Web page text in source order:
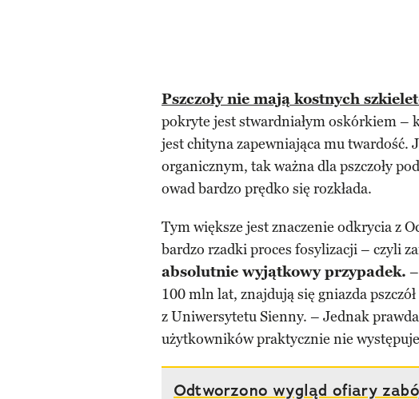
Pszczoły nie mają kostnych
pokryte jest stwardniałym oskórkiem –
jest chityna zapewniająca mu twardość.
organicznym, tak ważna dla pszczoły
owad bardzo prędko się rozkłada.
Tym większe jest znaczenie odkrycia z
bardzo rzadki proces fosylizacji – czyli
absolutnie wyjątkowy przypadek.
100 mln lat, znajdują się gniazda
z Uniwersytetu Sienny. – Jednak
użytkowników praktycznie nie
Odtworzono wygląd ofiary